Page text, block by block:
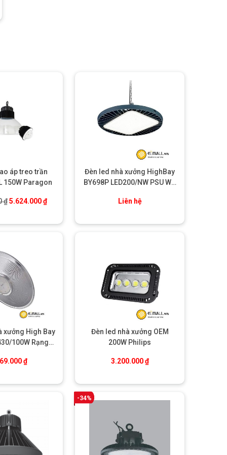
áp treo trần
150W Paragon
₫ Giá gốc là: 7.453.000 ₫.
5.624.000₫Giá hiện tại là: 5.624.000 ₫.
Đèn led nhà xưởng HighBay
BY698P LED200/NW PSU WB
Liên hệ
xưởng High Bay
100W Rạng
₫
Đèn led nhà xưởng OEM
200W Philips
3.200.000₫
-34%